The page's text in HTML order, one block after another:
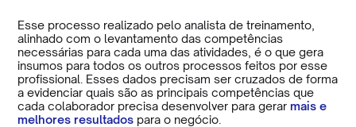
Esse processo realizado pelo analista de treinamento,
alinhado com o levantamento das competências
necessárias para cada uma das atividades, é o que gera
insumos para todos os outros processos feitos por esse
profissional. Esses dados precisam ser cruzados de forma
a evidenciar quais são as principais competências que
cada colaborador precisa desenvolver para gerar mais e
melhores resultados para o negócio.